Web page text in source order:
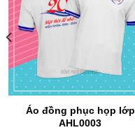
Áo đồng phục họp lớp
AHL0003